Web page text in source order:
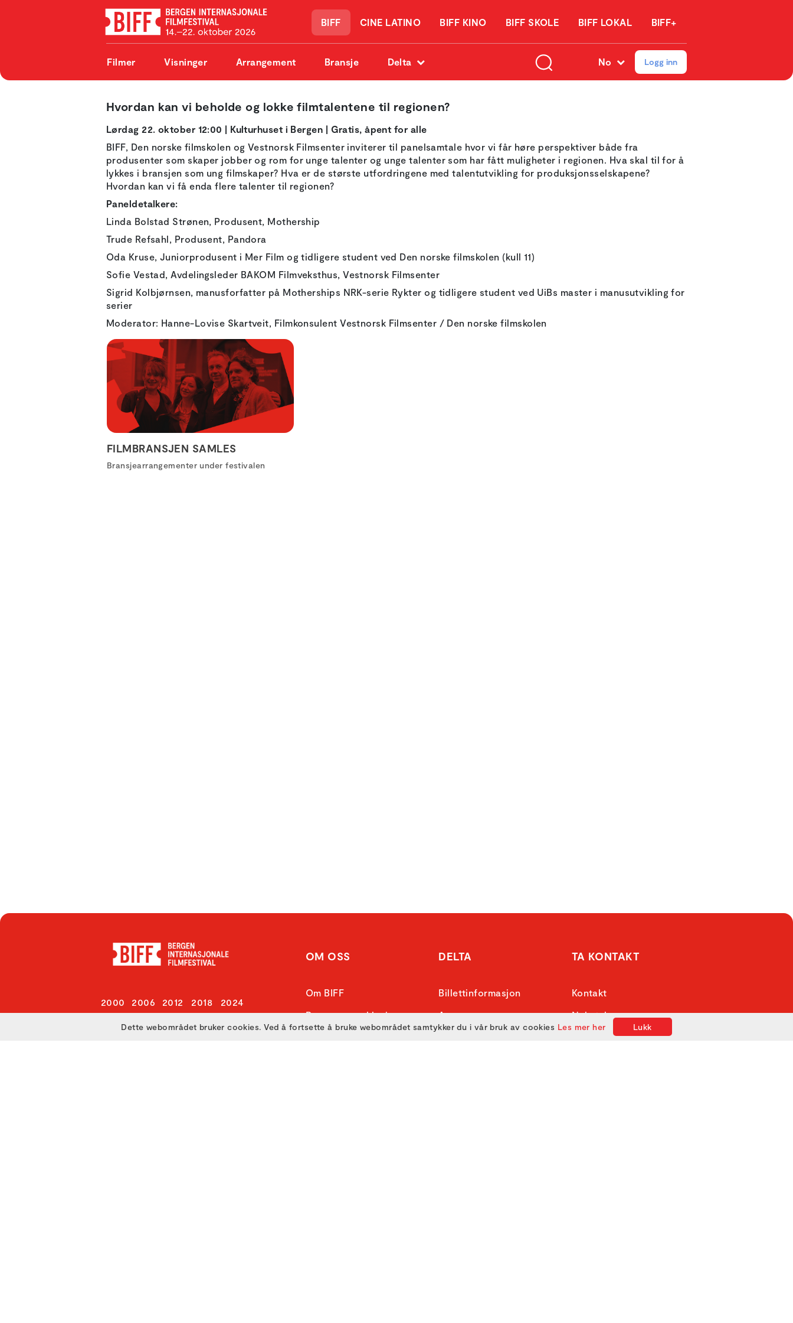
BIFF CINE LATINO BIFF KINO BIFF SKOLE BIFF LOKAL BIFF+
Filmer Visninger Arrangement Bransje Delta No Logg inn
Hvordan kan vi beholde og lokke filmtalentene til regionen?
Lørdag 22. oktober 12:00 | Kulturhuset i Bergen | Gratis, åpent for alle
BIFF, Den norske filmskolen og Vestnorsk Filmsenter inviterer til panelsamtale hvor vi får høre perspektiver både fra
produsenter som skaper jobber og rom for unge talenter og unge talenter som har fått muligheter i regionen. Hva skal til for å
lykkes i bransjen som ung filmskaper? Hva er de største utfordringene med talentutvikling for produksjonsselskapene?
Hvordan kan vi få enda flere talenter til regionen?
Paneldetalkere:
Linda Bolstad Strønen, Produsent, Mothership
Trude Refsahl, Produsent, Pandora
Oda Kruse, Juniorprodusent i Mer Film og tidligere student ved Den norske filmskolen (kull 11)
Sofie Vestad, Avdelingsleder BAKOM Filmveksthus, Vestnorsk Filmsenter
Sigrid Kolbjørnsen, manusforfatter på Motherships NRK-serie Rykter og tidligere student ved UiBs master i manusutvikling for
serier
Moderator: Hanne-Lovise Skartveit, Filmkonsulent Vestnorsk Filmsenter / Den norske filmskolen
FILMBRANSJEN SAMLES
Bransjearrangementer under festivalen
2000
2001
2006
2007
2012
2013
2018
2019
2024
2025
OM OSS
Om BIFF
Personvernerklæring
DELTA
Billettinformasjon
Arenaer
TA KONTAKT
Kontakt
Nyhetsbrev
Lukk
Dette webområdet bruker cookies. Ved å fortsette å bruke webområdet samtykker du i vår bruk av cookies Les mer her